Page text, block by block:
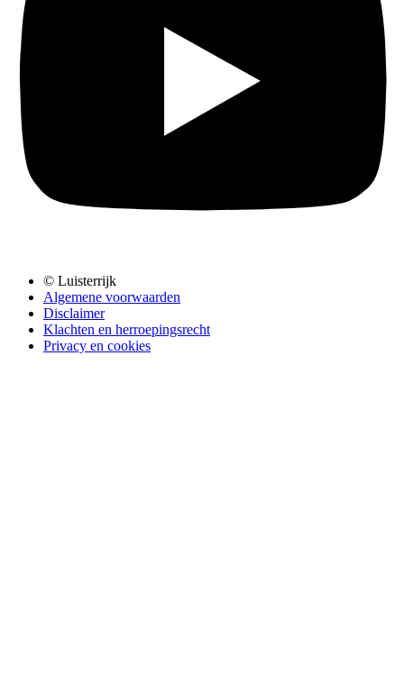
© Luisterrijk
Algemene voorwaarden
Disclaimer
Klachten en herroepingsrecht
Privacy en cookies